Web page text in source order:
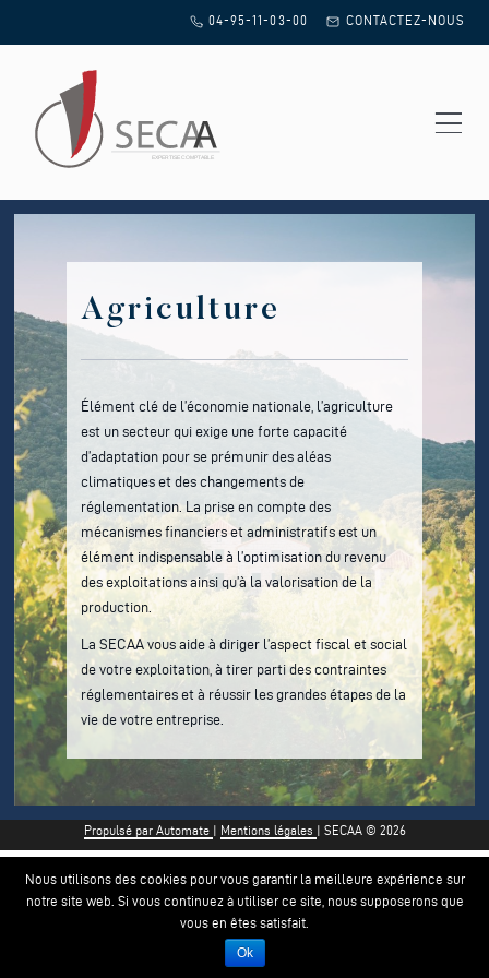
04-95-11-03-00 CONTACTEZ-NOUS
EXPERTISE COMPTABLE
Agriculture
Élément clé de l’économie nationale, l’agriculture
est un secteur qui exige une forte capacité
d’adaptation pour se prémunir des aléas
climatiques et des changements de
réglementation. La prise en compte des
mécanismes financiers et administratifs est un
élément indispensable à l’optimisation du revenu
des exploitations ainsi qu’à la valorisation de la
production.
La SECAA vous aide à diriger l’aspect fiscal et social
de votre exploitation, à tirer parti des contraintes
réglementaires et à réussir les grandes étapes de la
vie de votre entreprise.
Propulsé par Automate Mentions légales SECAA © 2026
Nous utilisons des cookies pour vous garantir la meilleure expérience sur
notre site web. Si vous continuez à utiliser ce site, nous supposerons que
vous en êtes satisfait.
Ok